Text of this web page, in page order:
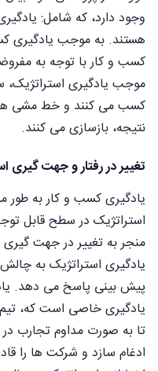
وجود دارد، که شامل:
هستند. به موجب یادگیری
کسب و کار با توجه به
موجب یادگیری
کسب می کنند و خط مشی
نتیجه، بازسازی می کنند.
تغییر در رفتار و جهت گیری
یادگیری کسب و کار به طور
استراتژیک در سطح قابل
منجر به تغییر در جهت
یادگیری استراتژیک به
پیش بینی پاسخ می دهد.
یادگیری خاصی است که،
تا به صورت مداوم تجارب
ادغام سازد و شرکت ها را